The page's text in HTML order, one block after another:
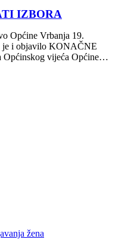
IZBORA
Općine Vrbanja 19.
je i objavilo KONAČNE
Općinskog vijeća Općine…
žena